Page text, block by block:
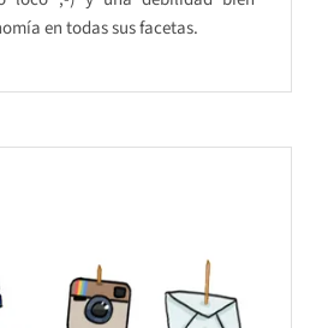
en todas sus facetas.